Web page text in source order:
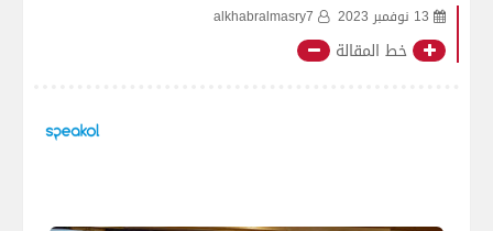
13 نوفمبر 2023 alkhabralmasry7
خط المقالة